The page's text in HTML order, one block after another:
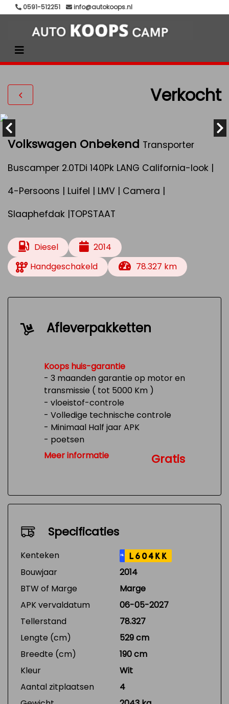
0591-512251 info@autokoops.nl
Verkocht
Volkswagen Onbekend Transporter
Buscamper 2.0TDi 140Pk LANG California-look |
4-Persoons | Luifel | LMV | Camera |
Slaaphefdak |TOPSTAAT
Diesel
2014
Handgeschakeld
78.327 km
Afleverpakketten
Koops huis-garantie
- 3 maanden garantie op motor en
transmissie ( tot 5000 Km )
- vloeistof-controle
- Volledige technische controle
- Minimaal Half jaar APK
- poetsen
- Tank 1/4 vol
Meer informatie Gratis
Specificaties
Kenteken NL L604KK
Bouwjaar
2014
BTW of Marge
Marge
APK vervaldatum
06-05-2027
Tellerstand
78.327
Lengte (cm)
529 cm
Breedte (cm)
190 cm
Kleur
Wit
Aantal zitplaatsen
4